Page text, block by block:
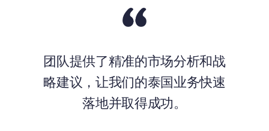
团队提供了精准的市场分析和战
略建议，让我们的泰国业务快速
落地并取得成功。